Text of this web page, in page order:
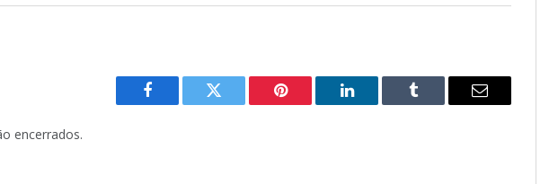
Facebook Twitter Pinterest LinkedIn Tumblr
E-
encerrados.